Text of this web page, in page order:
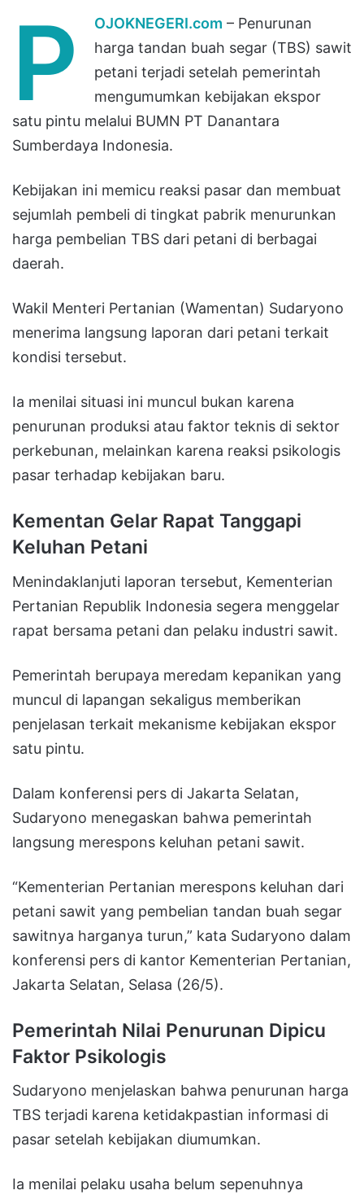
P OJOKNEGERI.com – Penurunan
harga tandan buah segar (TBS) sawit
petani terjadi setelah pemerintah
mengumumkan kebijakan ekspor
satu pintu melalui BUMN PT Danantara
Sumberdaya Indonesia.
Kebijakan ini memicu reaksi pasar dan membuat
sejumlah pembeli di tingkat pabrik menurunkan
harga pembelian TBS dari petani di berbagai
daerah.
Wakil Menteri Pertanian (Wamentan) Sudaryono
menerima langsung laporan dari petani terkait
kondisi tersebut.
Ia menilai situasi ini muncul bukan karena
penurunan produksi atau faktor teknis di sektor
perkebunan, melainkan karena reaksi psikologis
pasar terhadap kebijakan baru.
Kementan Gelar Rapat Tanggapi
Keluhan Petani
Menindaklanjuti laporan tersebut, Kementerian
Pertanian Republik Indonesia segera menggelar
rapat bersama petani dan pelaku industri sawit.
Pemerintah berupaya meredam kepanikan yang
muncul di lapangan sekaligus memberikan
penjelasan terkait mekanisme kebijakan ekspor
satu pintu.
Dalam konferensi pers di Jakarta Selatan,
Sudaryono menegaskan bahwa pemerintah
langsung merespons keluhan petani sawit.
“Kementerian Pertanian merespons keluhan dari
petani sawit yang pembelian tandan buah segar
sawitnya harganya turun,” kata Sudaryono dalam
konferensi pers di kantor Kementerian Pertanian,
Jakarta Selatan, Selasa (26/5).
Pemerintah Nilai Penurunan Dipicu
Faktor Psikologis
Sudaryono menjelaskan bahwa penurunan harga
TBS terjadi karena ketidakpastian informasi di
pasar setelah kebijakan diumumkan.
Ia menilai pelaku usaha belum sepenuhnya